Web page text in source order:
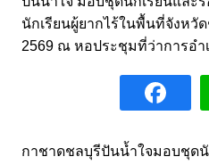
กาชาดชลบุรีปันน้ำใจมอบชุดนั